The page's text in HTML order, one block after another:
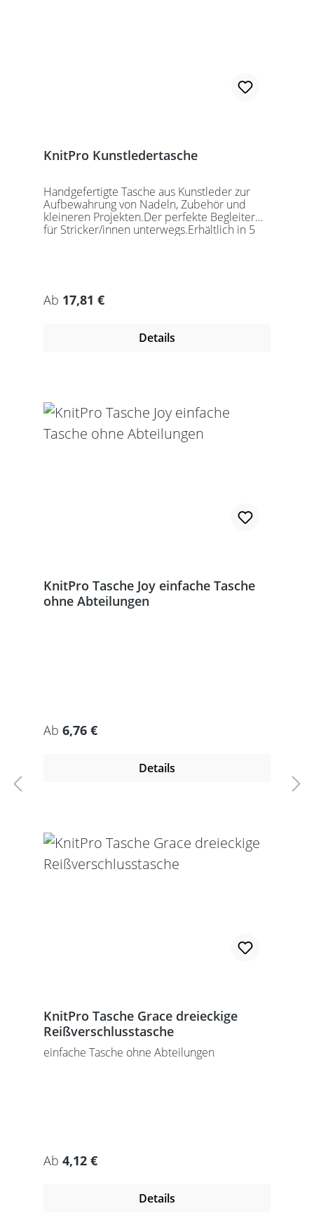
KnitPro Kunstledertasche
Handgefertigte Tasche aus Kunstleder zur
Aufbewahrung von Nadeln, Zubehör und
kleineren Projekten.Der perfekte Begleiter
für Stricker/innen unterwegs.Erhältlich in 5
Regulärer Preis:
Ab 17,81 €
Details
KnitPro Tasche Joy einfache Tasche
ohne Abteilungen
Regulärer Preis:
Ab 6,76 €
Details
KnitPro Tasche Grace dreieckige
Reißverschlusstasche
einfache Tasche ohne Abteilungen
Regulärer Preis:
Ab 4,12 €
Details